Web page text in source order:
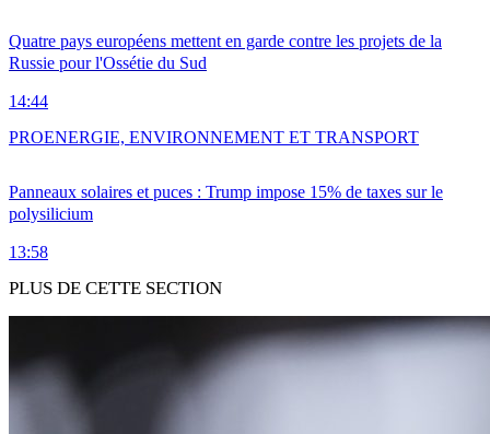
Quatre pays européens mettent en garde contre les projets de la
Russie pour l'Ossétie du Sud
14:44
Panneaux solaires et puces : Trump impose 15% de taxes sur le
polysilicium
13:58
PROENERGIE, ENVIRONNEMENT ET TRANSPORT
PLUS DE CETTE SECTION